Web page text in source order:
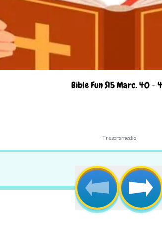
Bible Fun S15 Marc. 40 -
Tresorsmedia